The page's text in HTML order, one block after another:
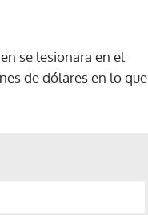
se lesionara en el
de dólares en lo que